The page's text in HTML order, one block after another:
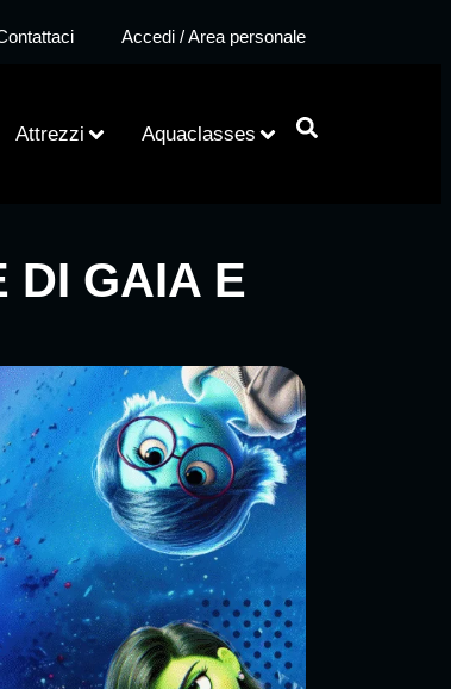
Accedi / Area personale
Attrezzi Aquaclasses
DI GAIA E